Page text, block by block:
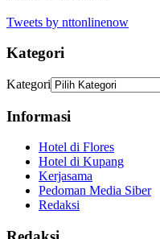
Tweets by nttonlinenow
Kategori
Kategori
Informasi
Hotel di Flores
Hotel di Kupang
Kerjasama
Pedoman Media Siber
Redaksi